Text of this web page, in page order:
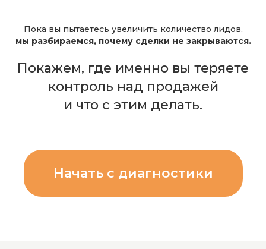
Пока вы пытаетесь увеличить количество лидов,
мы разбираемся, почему сделки не закрываются.
Покажем, где именно вы теряете
контроль над продажей
и что с этим делать.
Начать с диагностики